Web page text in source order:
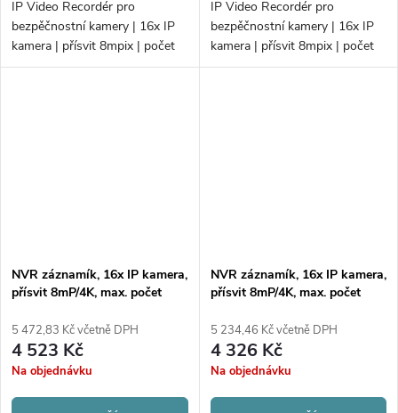
IP Video Recordér pro
bezpěčnostní kamery | 16x IP
kamera | přísvit 8mpix | počet
disků 4xHDD | 160Mb/160Mb
IP Video Recordér pro
bezpěčnostní kamery | 16x IP
kamera | přísvit 8mpix | počet
disků 4xHDD | 160Mb/160Mb
NVR záznamík, 16x IP kamera,
přísvit 8mP/4K, max. počet
5 472,83 Kč včetně DPH
4 523 Kč
Na objednávku
NVR záznamík, 16x IP kamera,
přísvit 8mP/4K, max. počet
5 234,46 Kč včetně DPH
4 326 Kč
Na objednávku